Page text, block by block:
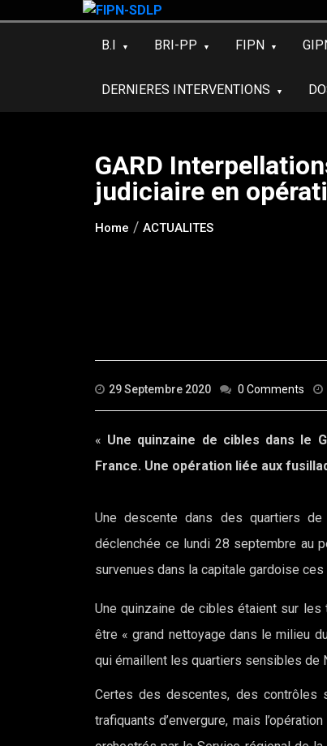
B.I BRI-PP FIPN
DERNIERES INTERVENTIONS
GARD
judiciaire en
Home ACTUALITES
29 Septembre 2020 0 Comments
« Une quinzaine de cibles dans le
France. Une opération liée aux
Une descente dans des quartiers
déclenchée ce lundi 28 septembre au
survenues dans la capitale gardoise
Une quinzaine de cibles étaient sur
être « grand nettoyage dans le milieu
qui émaillent les quartiers sensibles de
Certes des descentes, des contrôles
trafiquants d’envergure, mais